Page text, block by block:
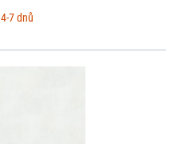
4-7 dnů